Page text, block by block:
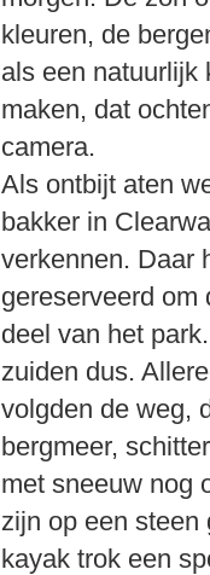
kleuren, de
als een natuurlijk
maken, dat
camera.
Als ontbijt aten
bakker in
verkennen. Daar
gereserveerd om
deel van het
zuiden dus.
volgden de weg,
bergmeer,
met sneeuw nog
zijn op een steen
kayak trok een